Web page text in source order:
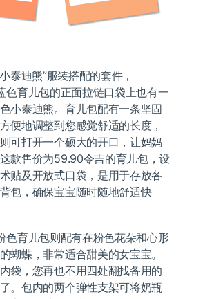
泰迪熊”服装搭配的套件，
色育儿包的正面拉链口袋上也有一
小泰迪熊。育儿包配有一条坚固
便地调整到您感觉舒适的长度，
可打开一个硕大的开口，让妈妈
款售价为59.90令吉的育儿包，设
贴及开放式口袋，是用于存放各
包，确保宝宝随时随地舒适快
色育儿包则配有在粉色花朵和心形
蝴蝶，非常适合甜美的女宝宝。
袋，您再也不用四处翻找备用的
。包内的两个弹性支架可将奶瓶